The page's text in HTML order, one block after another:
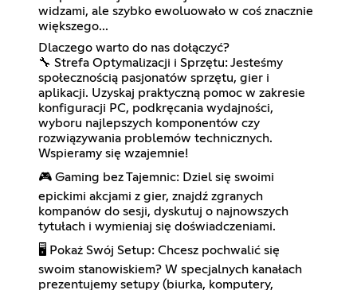
widzami, ale szybko ewoluowało w coś znacznie
większego...
Dlaczego warto do nas dołączyć?
🔧 Strefa Optymalizacji i Sprzętu: Jesteśmy
społecznością pasjonatów sprzętu, gier i
aplikacji. Uzyskaj praktyczną pomoc w zakresie
konfiguracji PC, podkręcania wydajności,
wyboru najlepszych komponentów czy
rozwiązywania problemów technicznych.
Wspieramy się wzajemnie!
🎮 Gaming bez Tajemnic: Dziel się swoimi
epickimi akcjami z gier, znajdź zgranych
kompanów do sesji, dyskutuj o najnowszych
tytułach i wymieniaj się doświadczeniami.
🖥️ Pokaż Swój Setup: Chcesz pochwalić się
swoim stanowiskiem? W specjalnych kanałach
prezentujemy setupy (biurka, komputery,